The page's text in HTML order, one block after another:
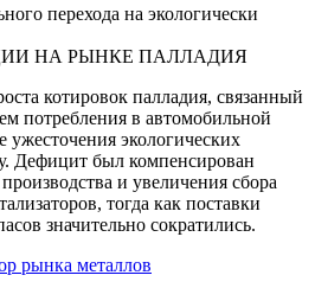
перехода на экологически
НА РЫНКЕ ПАЛЛАДИЯ
котировок палладия, связанный
потребления в автомобильной
экологических
Дефицит был компенсирован
и увеличения сбора
тогда как поставки
значительно сократились.
рынка металлов